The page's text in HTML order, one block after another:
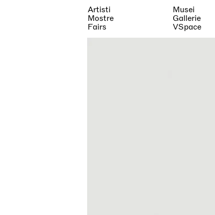
Artisti
Mostre
Fairs
Musei
Gallerie
VSpace